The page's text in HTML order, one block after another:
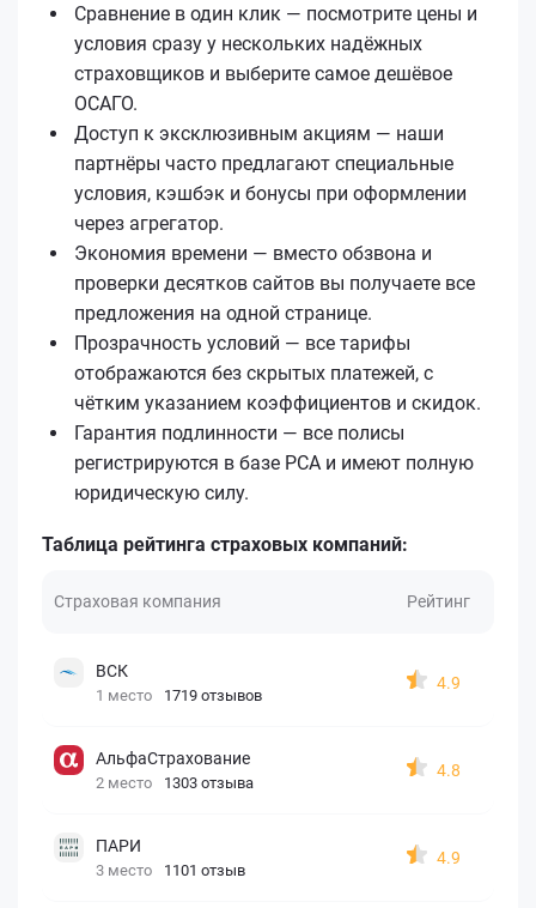
Сравнение в один клик — посмотрите цены и
условия сразу у нескольких надёжных
страховщиков и выберите самое дешёвое
ОСАГО.
Доступ к эксклюзивным акциям — наши
партнёры часто предлагают специальные
условия, кэшбэк и бонусы при оформлении
через агрегатор.
Экономия времени — вместо обзвона и
проверки десятков сайтов вы получаете все
предложения на одной странице.
Прозрачность условий — все тарифы
отображаются без скрытых платежей, с
чётким указанием коэффициентов и скидок.
Гарантия подлинности — все полисы
регистрируются в базе РСА и имеют полную
юридическую силу.
Таблица рейтинга страховых компаний:
Страховая компания Рейтинг
ВСК
1 место 1719 отзывов
4.9
АльфаСтрахование
2 место 1303 отзыва
4.8
ПАРИ
3 место 1101 отзыв
4.9